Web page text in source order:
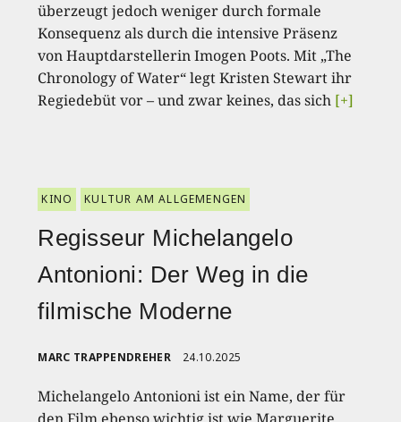
überzeugt jedoch weniger durch formale
Konsequenz als durch die intensive Präsenz
von Hauptdarstellerin Imogen Poots. Mit „The
Chronology of Water“ legt Kristen Stewart ihr
Regiedebüt vor – und zwar keines, das sich [+]
KINO KULTUR AM ALLGEMENGEN
Regisseur Michelangelo
Antonioni: Der Weg in die
filmische Moderne
MARC TRAPPENDREHER 24.10.2025
Michelangelo Antonioni ist ein Name, der für